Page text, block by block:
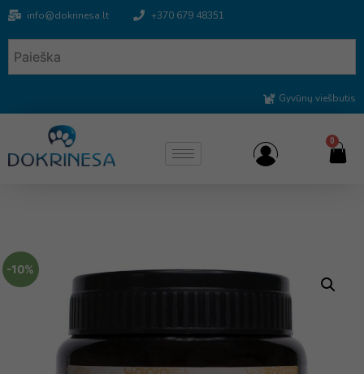
info@dokrinesa.lt +370 679 48351
Gyvūnų viešbutis
0
-10%